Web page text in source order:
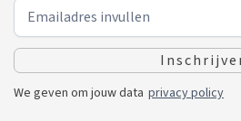
We geven om jouw data privacy policy